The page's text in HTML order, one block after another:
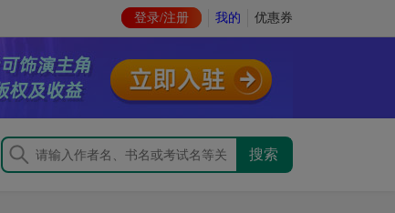
登录/注册 我的 优惠券